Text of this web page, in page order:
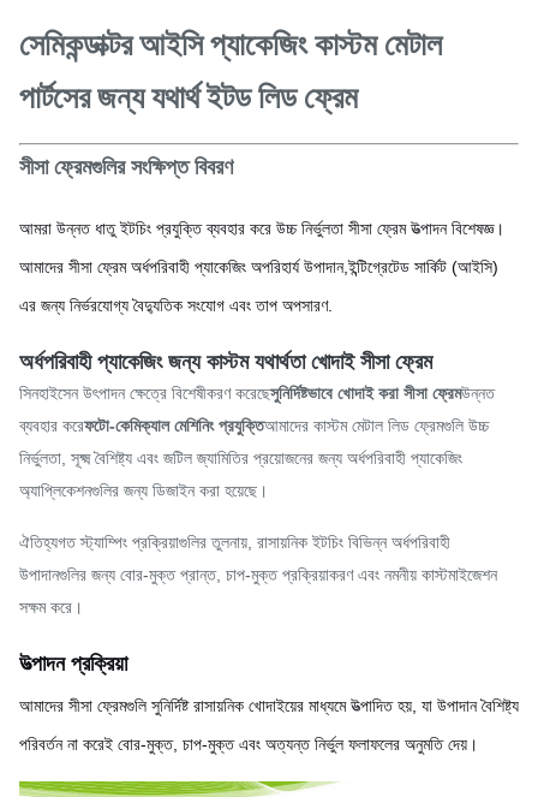
সেমিকন্ডাক্টর আইসি প্যাকেজিং কাস্টম মেটাল
পার্টসের জন্য যথার্থ ইটড লিড ফ্রেম
সীসা ফ্রেমগুলির সংক্ষিপ্ত বিবরণ
আমরা উন্নত ধাতু ইটচিং প্রযুক্তি ব্যবহার করে উচ্চ নির্ভুলতা সীসা ফ্রেম উত্পাদন বিশেষজ্ঞ।
আমাদের সীসা ফ্রেম অর্ধপরিবাহী প্যাকেজিং অপরিহার্য উপাদান,ইন্টিগ্রেটেড সার্কিট (আইসি)
এর জন্য নির্ভরযোগ্য বৈদ্যুতিক সংযোগ এবং তাপ অপসারণ.
অর্ধপরিবাহী প্যাকেজিং জন্য কাস্টম যথার্থতা খোদাই সীসা ফ্রেম
সিনহাইসেন উৎপাদন ক্ষেত্রে বিশেষীকরণ করেছেসুনির্দিষ্টভাবে খোদাই করা সীসা ফ্রেমউন্নত
ব্যবহার করেফটো-কেমিক্যাল মেশিনিং প্রযুক্তিআমাদের কাস্টম মেটাল লিড ফ্রেমগুলি উচ্চ
নির্ভুলতা, সূক্ষ্ম বৈশিষ্ট্য এবং জটিল জ্যামিতির প্রয়োজনের জন্য অর্ধপরিবাহী প্যাকেজিং
অ্যাপ্লিকেশনগুলির জন্য ডিজাইন করা হয়েছে।
ঐতিহ্যগত স্ট্যাম্পিং প্রক্রিয়াগুলির তুলনায়, রাসায়নিক ইটচিং বিভিন্ন অর্ধপরিবাহী
উপাদানগুলির জন্য বোর-মুক্ত প্রান্ত, চাপ-মুক্ত প্রক্রিয়াকরণ এবং নমনীয় কাস্টমাইজেশন
সক্ষম করে।
উত্পাদন প্রক্রিয়া
আমাদের সীসা ফ্রেমগুলি সুনির্দিষ্ট রাসায়নিক খোদাইয়ের মাধ্যমে উত্পাদিত হয়, যা উপাদান বৈশিষ্ট্য
পরিবর্তন না করেই বোর-মুক্ত, চাপ-মুক্ত এবং অত্যন্ত নির্ভুল ফলাফলের অনুমতি দেয়।